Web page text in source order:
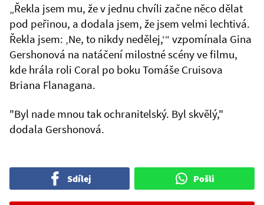
„Řekla jsem mu, že v jednu chvíli začne něco dělat
pod peřinou, a dodala jsem, že jsem velmi lechtivá.
Řekla jsem: ‚Ne, to nikdy nedělej,‘“ vzpomínala Gina
Gershonová na natáčení milostné scény ve filmu,
kde hrála roli Coral po boku Tomáše Cruisova
Briana Flanagana.
"Byl nade mnou tak ochranitelský. Byl skvělý,"
dodala Gershonová.
Sdílej Pošli